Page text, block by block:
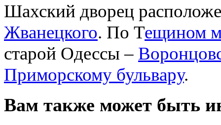
Шахский дворец
Жванецкого. По Тещином
старой Одессы –
Приморскому бульвару.
Вам также может быть